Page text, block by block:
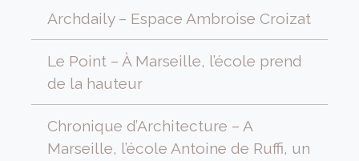
Archdaily – Espace Ambroise Croizat
Le Point – À Marseille, l’école prend
de la hauteur
Chronique d’Architecture – A
Marseille, l’école Antoine de Ruffi, un